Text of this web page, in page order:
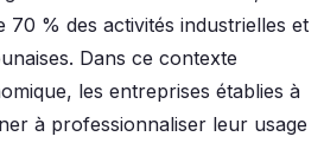
70 % des activités industrielles et
Dans ce contexte
les entreprises établies à
à professionnaliser leur usage